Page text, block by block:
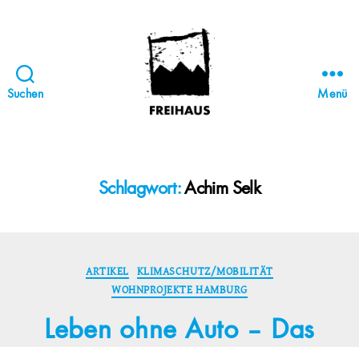
Suchen
STATTBAU
HAMBURG
Menü
Schlagwort: Achim Selk
Kategorien
ARTIKEL
KLIMASCHUTZ/MOBILITÄT
WOHNPROJEKTE HAMBURG
Leben ohne Auto – Das